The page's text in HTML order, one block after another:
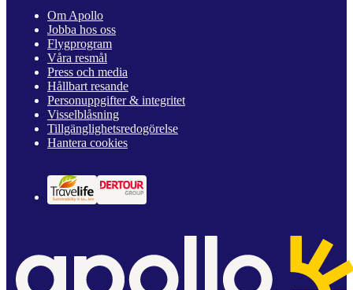
Om Apollo
Jobba hos oss
Flygprogram
Våra resmål
Press och media
Hållbart resande
Personuppgifter & integritet
Visselblåsning
Tillgänglighetsredogörelse
Hantera cookies